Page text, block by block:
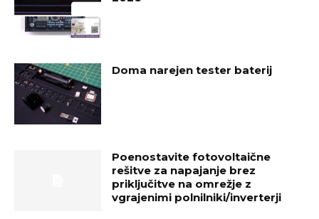
Doma narejen tester baterij
Poenostavite fotovoltaične
rešitve za napajanje brez
priključitve na omrežje z
vgrajenimi polnilniki/inverterji